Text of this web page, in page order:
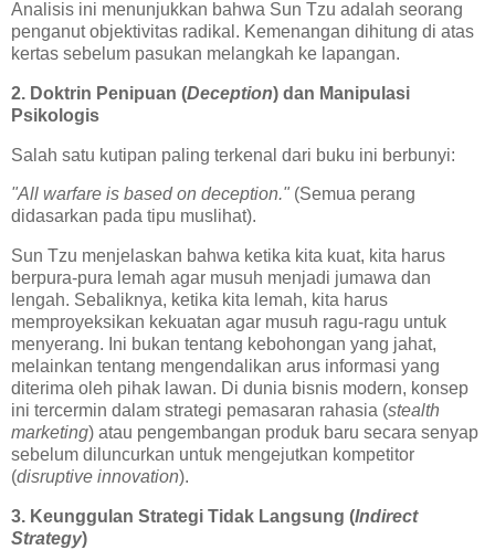
Analisis ini menunjukkan bahwa Sun Tzu adalah seorang
penganut objektivitas radikal. Kemenangan dihitung di atas
kertas sebelum pasukan melangkah ke lapangan.
2. Doktrin Penipuan (Deception) dan Manipulasi
Psikologis
Salah satu kutipan paling terkenal dari buku ini berbunyi:
"All warfare is based on deception." (Semua perang
didasarkan pada tipu muslihat).
Sun Tzu menjelaskan bahwa ketika kita kuat, kita harus
berpura-pura lemah agar musuh menjadi jumawa dan
lengah. Sebaliknya, ketika kita lemah, kita harus
memproyeksikan kekuatan agar musuh ragu-ragu untuk
menyerang. Ini bukan tentang kebohongan yang jahat,
melainkan tentang mengendalikan arus informasi yang
diterima oleh pihak lawan. Di dunia bisnis modern, konsep
ini tercermin dalam strategi pemasaran rahasia (stealth
marketing) atau pengembangan produk baru secara senyap
sebelum diluncurkan untuk mengejutkan kompetitor
(disruptive innovation).
3. Keunggulan Strategi Tidak Langsung (Indirect
Strategy)